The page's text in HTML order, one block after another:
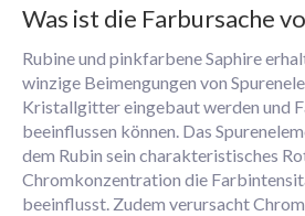
Was ist die Farbursache
Rubine und pinkfarbene Saphire
winzige Beimengungen von
Kristallgitter eingebaut werden und
beeinflussen können. Das
dem Rubin sein charakteristisches
Chromkonzentration die
beeinflusst. Zudem verursacht